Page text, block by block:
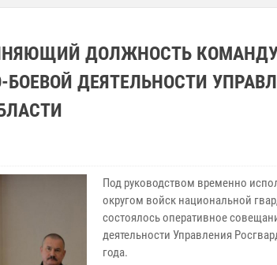
ДОЛЖНОСТЬ
ДЕЯТЕЛЬНОСТИ
Под руководством временно
округом войск национальной
состоялось оперативное
деятельности Управления
года.